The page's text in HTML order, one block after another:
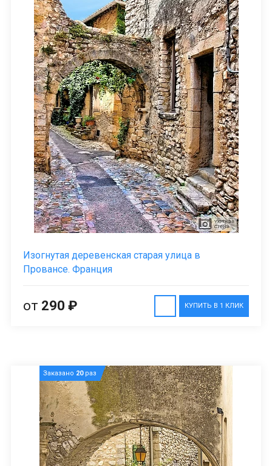
Изогнутая деревенская старая улица в
Провансе. Франция
КУПИТЬ В 1 КЛИК
от 290 ₽
Заказано 20раз